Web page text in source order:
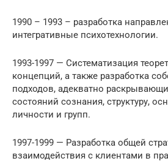
1990 – 1993 – разработка
интегративные психотехнологии.
1993-1997 — Систематизация
концепций, а также разработка
подходов, адекватно
состояний сознания, структуру,
личности и групп.
1997-1999 — Разработка общей
взаимодействия с клиентами в